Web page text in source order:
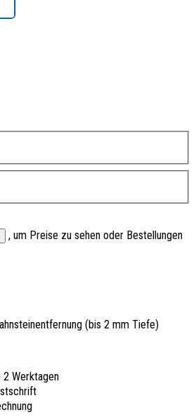
, um Preise zu sehen oder Bestellungen
(bis 2 mm Tiefe)
2 Werktagen